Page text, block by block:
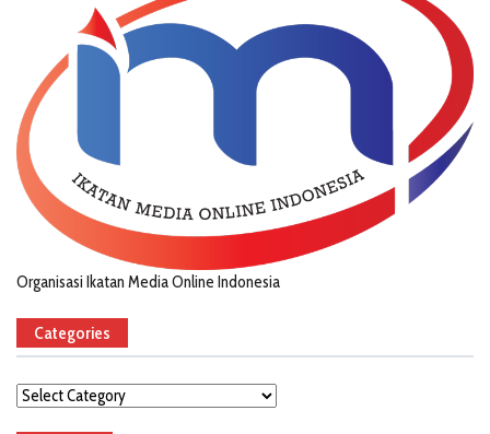
Organisasi Ikatan Media Online Indonesia
Categories
Categories